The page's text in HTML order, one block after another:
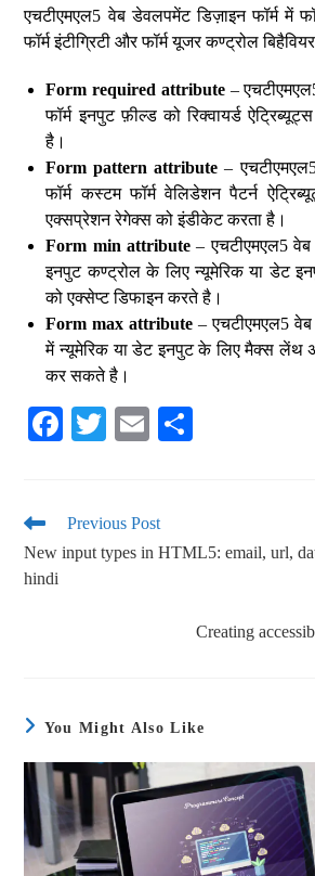
एचटीएमएल5 वेब डेवलपमेंट डिज़ाइन फॉर्म में
फॉर्म इंटीग्रिटी और फॉर्म यूजर कण्ट्रोल
Form required attribute–
फॉर्म इनपुट फ़ील्ड को रिक्वायर्ड
है।
Form pattern attribute –
फॉर्म कस्टम फॉर्म वेलिडेशन पैटर्न
एक्सप्रेशन रेगेक्स को इंडीकेट करता है।
Form min attribute– एचटीएमएल5 वेब
इनपुट कण्ट्रोल के लिए न्यूमेरिक या डेट
को एक्सेप्ट डिफाइन करते है।
Form max attribute – एचटीएमएल5
में न्यूमेरिक या डेट इनपुट के लिए मैक्स लेंथ
कर सकते है।
Fa
ok
T
r
E
Previous Post
New input types in HTML5: email, url,
hindi
Creating
You Might Also Like